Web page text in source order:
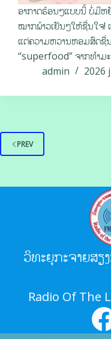
ອາກາດຮ້ອນໆແບບນີ້ ບໍ່ມີຫ
ໝາກພ້າວເຢັນໆໃຫ້ຊື່ນໃຈ!
ແຕ່ຄວາມຫວານຫອມສົດຊື່
“superfood” ຈາກທຳມະ
admin
2026
PREV
ວິທະຍຸກະຈາຍສຽ
Radio Of The
facebook